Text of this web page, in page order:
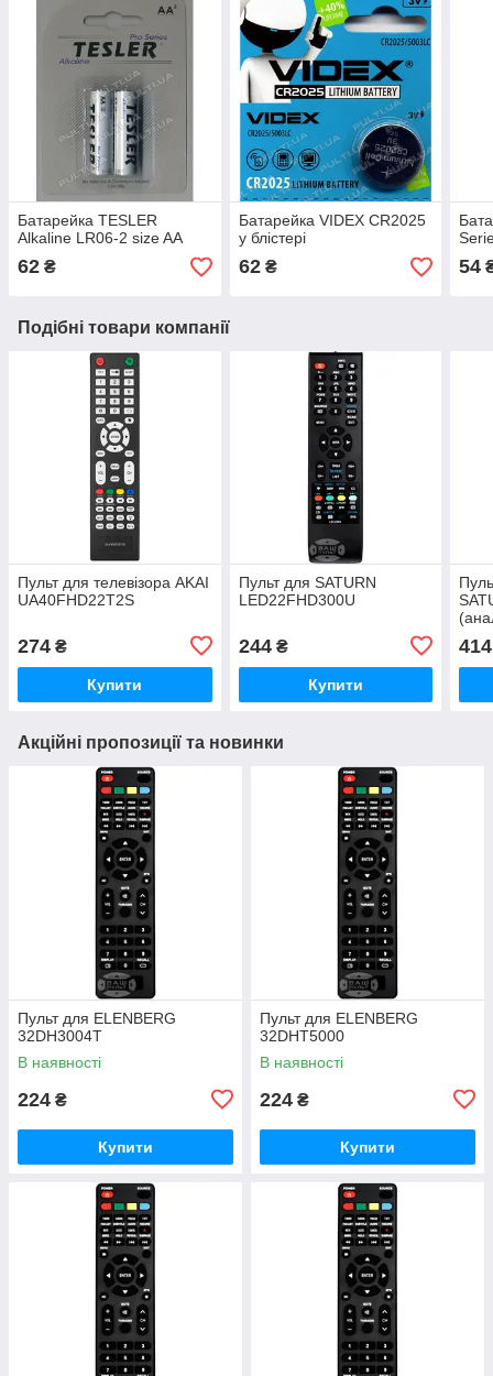
Батарейка TESLER
Alkaline LR06-2 size AA
62 ₴
Батарейка VIDEX CR2025
у блістері
62₴ 54
Подібні товари компанії
Пульт для телевізора AKAI
UA40FHD22T2S
274 ₴
Купити
Пульт для SATURN
LED22FHD300U
244₴
Купити
414
Акційні пропозиції та новинки
Пульт для ELENBERG
32DH3004T
В наявності
224 ₴
Купити
Пульт для ELENBERG
32DHT5000
В наявності
224 ₴
Купити